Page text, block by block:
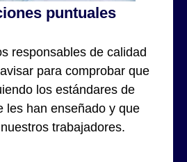
puntuales
responsables de calidad
para comprobar que
los estándares de
les han enseñado y que
trabajadores.